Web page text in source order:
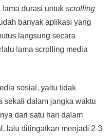
lama durasi untuk scrolling
banyak aplikasi yang
langsung secara
lama scrolling media
sosial, yaitu tidak
sekali dalam jangka waktu
dari satu hari dalam
lalu ditingatkan menjadi 2-3